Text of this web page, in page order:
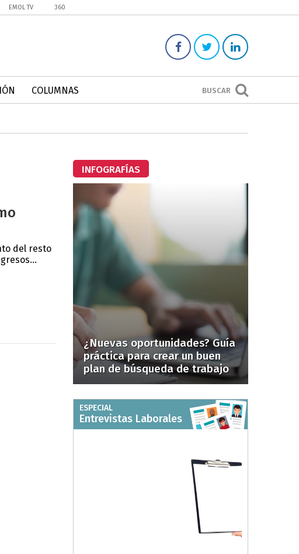
EMOL TV 360
BUSCAR
COLUMNAS
del resto
INFOGRAFÍAS
¿Nuevas oportunidades? Guía
práctica para crear un buen
plan de búsqueda de trabajo
ESPECIAL
Entrevistas Laborales